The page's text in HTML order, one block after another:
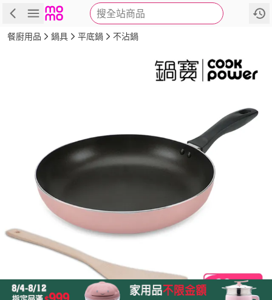
搜全站商品
商品 評價 詳情
餐廚用品 鍋具 平底鍋 不沾鍋